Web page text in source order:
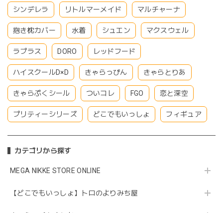
シンデレラ リトルマーメイド マルチャーナ
抱き枕カバー 水着 シュエン マクスウェル
ラプラス DORO レッドフード
ハイスクールD×D きゃらっぴん きゃらとりあ
きゃらぷくシール ついコレ FGO 恋と深空
プリティーシリーズ どこでもいっしょ フィギュア
カテゴリから探す
MEGA NIKKE STORE ONLINE
【どこでもいっしょ】トロのよりみち屋